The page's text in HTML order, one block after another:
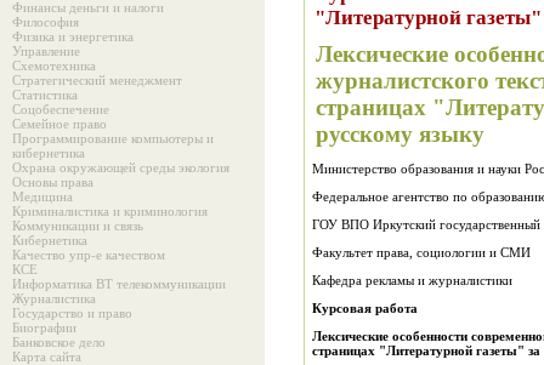
Финансы деньги и налоги
Философия
Физика и энергетика
Управление
Схемотехника
Стратегический менеджмент
Статистика
Соцобеспечение
Семейное право
Программирование компьютеры и
кибернетика
Охрана окружающей среды экология
Основы права
Медицина
Криминалистика и криминология
Коммуникации и связь
Кибернетика
Качество упр-е качеством
КСЕ
Информатика ВТ телекоммуникации
Журналистика
Государство и право
Биографии
Банковское дело
Карта сайта
"Литературной
Лексические
журналистского
страницах
русскому языку
Министерство образования и науки
Федеральное агентство по
ГОУ ВПО Иркутский государственный
Факультет права, социологии и СМИ
Кафедра рекламы и журналистики
Курсовая работа
Лексические особенности
страницах "Литературной газеты" за